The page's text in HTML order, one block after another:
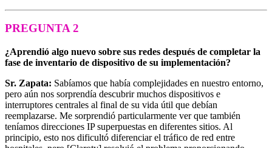
PREGUNTA 2
¿Aprendió algo nuevo sobre sus redes después de completar la
fase de inventario de dispositivo de su implementación?
Sr. Zapata: Sabíamos que había complejidades en nuestro entorno,
pero aún nos sorprendía descubrir muchos dispositivos e
interruptores centrales al final de su vida útil que debían
reemplazarse. Me sorprendió particularmente ver que también
teníamos direcciones IP superpuestas en diferentes sitios. Al
principio, esto nos dificultó diferenciar el tráfico de red entre